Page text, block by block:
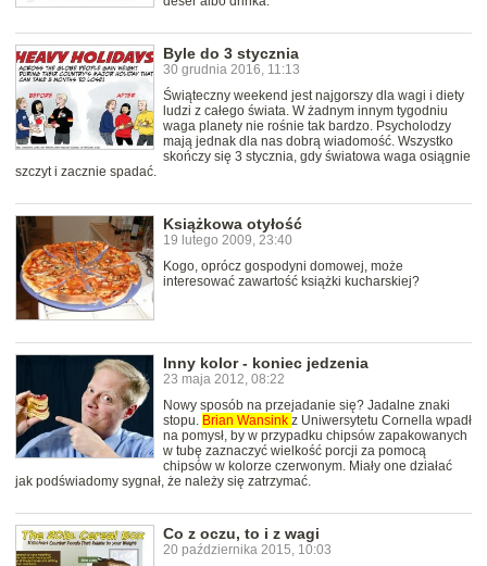
Byle do 3 stycznia
30 grudnia 2016, 11:13
Świąteczny weekend jest najgorszy dla wagi i diety
ludzi z całego świata. W żadnym innym tygodniu
waga planety nie rośnie tak bardzo. Psycholodzy
mają jednak dla nas dobrą wiadomość. Wszystko
skończy się 3 stycznia, gdy światowa waga osiągnie
szczyt i zacznie spadać.
Książkowa otyłość
19 lutego 2009, 23:40
Kogo, oprócz gospodyni domowej, może
interesować zawartość książki kucharskiej?
Inny kolor - koniec jedzenia
23 maja 2012, 08:22
Nowy sposób na przejadanie się? Jadalne znaki
stopu. Brian Wansink z Uniwersytetu Cornella wpadł
na pomysł, by w przypadku chipsów zapakowanych
w tubę zaznaczyć wielkość porcji za pomocą
chipsów w kolorze czerwonym. Miały one działać
jak podświadomy sygnał, że należy się zatrzymać.
Co z oczu, to i z wagi
20 października 2015, 10:03